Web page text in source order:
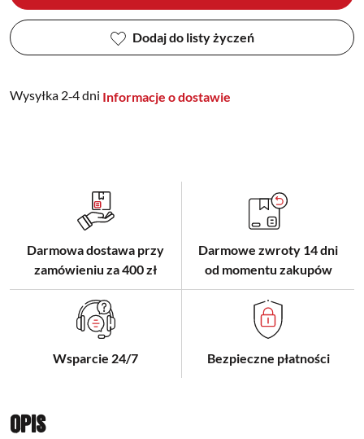
Dodaj do listy życzeń
Wysyłka 2‑4 dni Informacje o dostawie
Darmowa dostawa przy
zamówieniu za 400 zł
Darmowe zwroty 14 dni
od momentu zakupów
Wsparcie 24/7 Bezpieczne płatności
Opis